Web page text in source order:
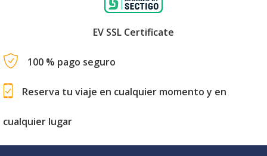
EV SSL Certificate
100 % pago seguro
Reserva tu viaje en cualquier momento y en
cualquier lugar